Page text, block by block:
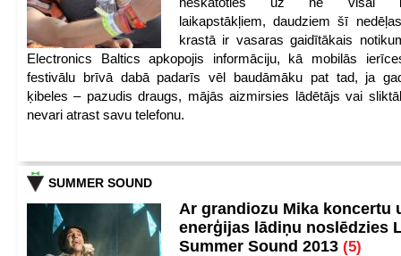
laikapstākļiem, daudziem šī
krastā ir vasaras gaidītākais
Electronics Baltics apkopojis informāciju, kā mobilās
festivālu brīvā dabā padarīs vēl baudāmāku pat tad, ja
ķibeles – pazudis draugs, mājās aizmirsies lādētājs vai
nevari atrast savu telefonu.
SUMMER SOUND
Ar grandiozu Mika koncertu
enerģijas lādiņu noslēdzies
Summer Sound 2013 (5)